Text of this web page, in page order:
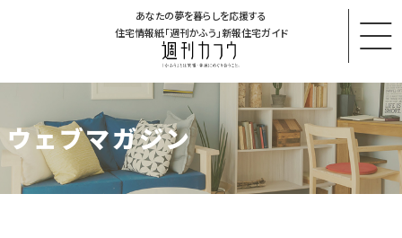
あなたの夢を暮らしを応援する
住宅情報紙「週刊かふう」新報住宅ガイド
ウェブマガジン